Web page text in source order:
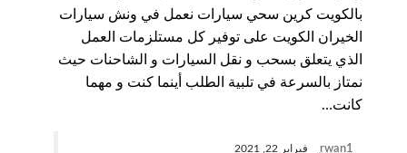
بالكويت كرين سحي سيارات نعمل في ونش سيارات
الخيران الكويت على توفير كل مستلزمات العمل
الذي يتعلق بسحب و نقل السيارات و الشاحنات حيث
نمتاز بالسرعة في تلبية الطلب أينما كنت و مهما
كانت…
rwan1 فبراير 22, 2021